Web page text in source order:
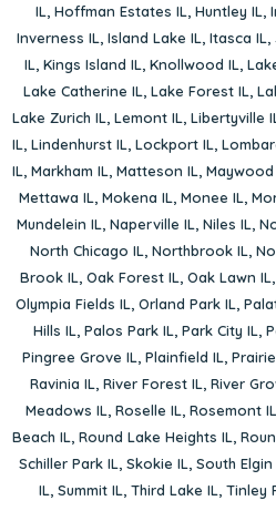
IL, Hoffman Estates IL, Huntley IL,
Inverness IL, Island Lake IL, Itasca IL,
IL, Kings Island IL, Knollwood IL,
Lake Catherine IL, Lake Forest IL,
Lake Zurich IL, Lemont IL, Libertyville
IL, Lindenhurst IL, Lockport IL,
IL, Markham IL, Matteson IL, Maywood
Mettawa IL, Mokena IL, Monee IL,
Mundelein IL, Naperville IL, Niles IL,
North Chicago IL, Northbrook IL,
Brook IL, Oak Forest IL, Oak Lawn IL,
Olympia Fields IL, Orland Park IL,
Hills IL, Palos Park IL, Park City IL,
Pingree Grove IL, Plainfield IL,
Ravinia IL, River Forest IL, River
Meadows IL, Roselle IL, Rosemont IL
Beach IL, Round Lake Heights IL,
Schiller Park IL, Skokie IL, South Elgin
IL, Summit IL, Third Lake IL, Tinley